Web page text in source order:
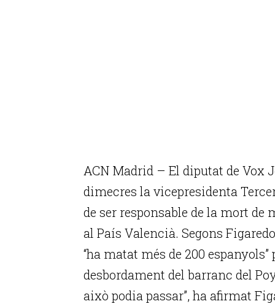
ACN Madrid – El diputat de Vox
dimecres la vicepresidenta
de ser responsable de la mort de
al País Valencià. Segons
“ha matat més de 200
desbordament del barranc del
això podia passar”, ha afirmat